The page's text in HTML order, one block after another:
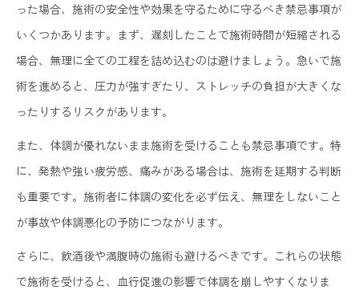
った場合、施術の安全性や効果を守るために守るべき禁忌事項が
いくつかあります。まず、遅刻したことで施術時間が短縮される
場合、無理に全ての工程を詰め込むのは避けましょう。急いで施
術を進めると、圧力が強すぎたり、ストレッチの負担が大きくな
ったりするリスクがあります。
また、体調が優れないまま施術を受けることも禁忌事項です。特
に、発熱や強い疲労感、痛みがある場合は、施術を延期する判断
も重要です。施術者に体調の変化を必ず伝え、無理をしないこと
が事故や体調悪化の予防につながります。
さらに、飲酒後や満腹時の施術も避けるべきです。これらの状態
で施術を受けると、血行促進の影響で体調を崩しやすくなりま